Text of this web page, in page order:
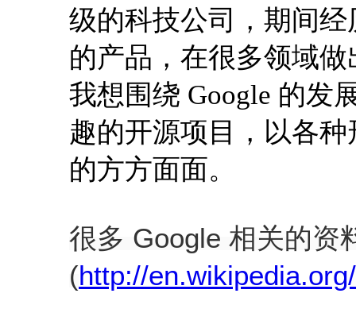
级的科技公司，期间
的产品，在很多领域
我想围绕 Google 的发
趣的开源项目，以各
的方方面面。
很多 Google 相关的资
(http://